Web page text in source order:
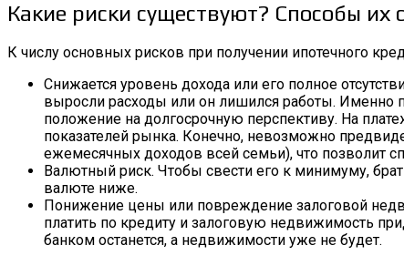
Какие риски существуют? Способы их
К числу основных рисков при получении ипотечного
Снижается уровень дохода или его полное
выросли расходы или он лишился работы. Именно
положение на долгосрочную перспективу. На
показателей рынка. Конечно, невозможно
ежемесячных доходов всей семьи), что позволит
Валютный риск. Чтобы свести его к минимуму,
валюте ниже.
Понижение цены или повреждение залоговой
платить по кредиту и залоговую недвижимость
банком останется, а недвижимости уже не будет.